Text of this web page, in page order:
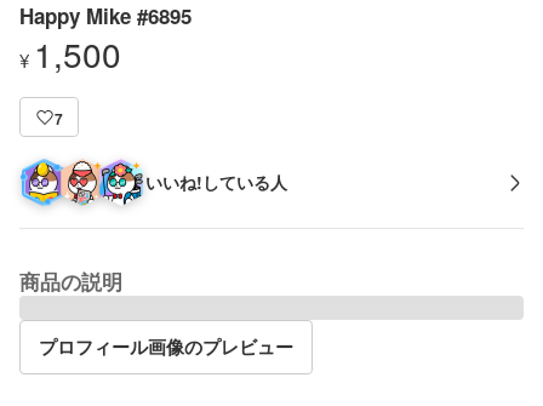
Happy Mike #6895
¥ 1,500
7
いいね!している人
商品の説明
プロフィール画像のプレビュー